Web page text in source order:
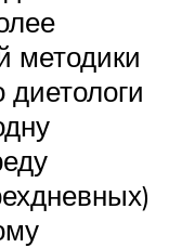
методики